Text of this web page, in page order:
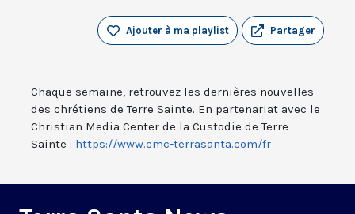
Partager
Ajouter à ma playlist
Chaque semaine, retrouvez les dernières nouvelles
des chrétiens de Terre Sainte. En partenariat avec le
Christian Media Center de la Custodie de Terre
Sainte : https://www.cmc-terrasanta.com/fr